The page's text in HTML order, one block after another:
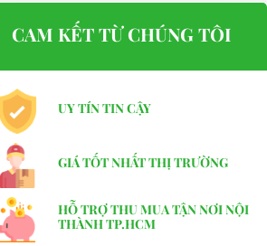
CAM KẾT TỪ CHÚNG TÔI
UY TÍN TIN CẬY
GIÁ TỐT NHẤT THỊ TRƯỜNG
HỖ TRỢ THU MUA TẬN NƠI NỘI
THÀNH TP.HCM